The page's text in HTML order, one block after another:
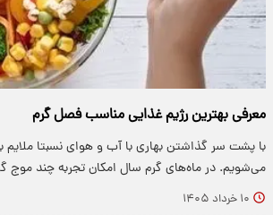
معرفی بهترین رژیم غذایی مناسب فصل گرم
با پشت سر گذاشتن بهاری با آب و هوای نسبتا ملایم
می‌شویم. در ماه‌های گرم سال امکان تجربه چند موج
۱۰ خرداد ۱۴۰۵